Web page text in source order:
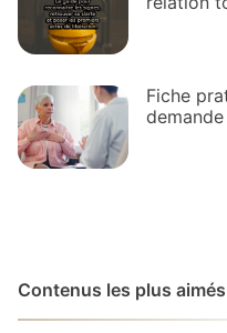
Fiche
Contenus les plus aimés